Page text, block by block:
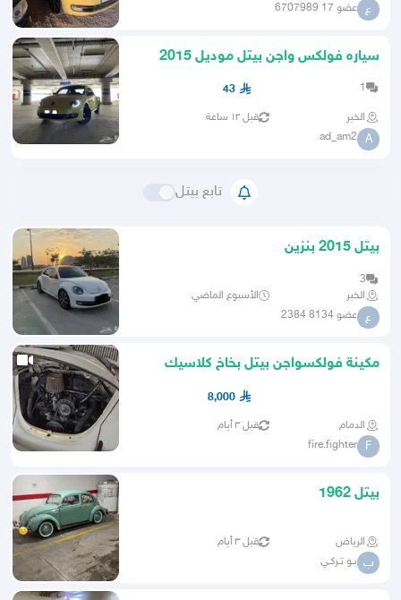
ع عضو 17 6707989
سياره فولكس واجن بيتل موديل 2015
1
43
الخبر قبل ١٢ ساعة
A
ad_am2
تابع بيتل
بيتل 2015 بنزين
3
الخبر
الأسبوع الماضي
ع عضو 8134 2384
مكينة فولكسواجن بيتل بخاخ كلاسيك
8,000
الدمام قبل ٣ أيام
F
fire.fighter
بيتل 1962
الرياض قبل ٣ أيام
ب بـو تـركـي